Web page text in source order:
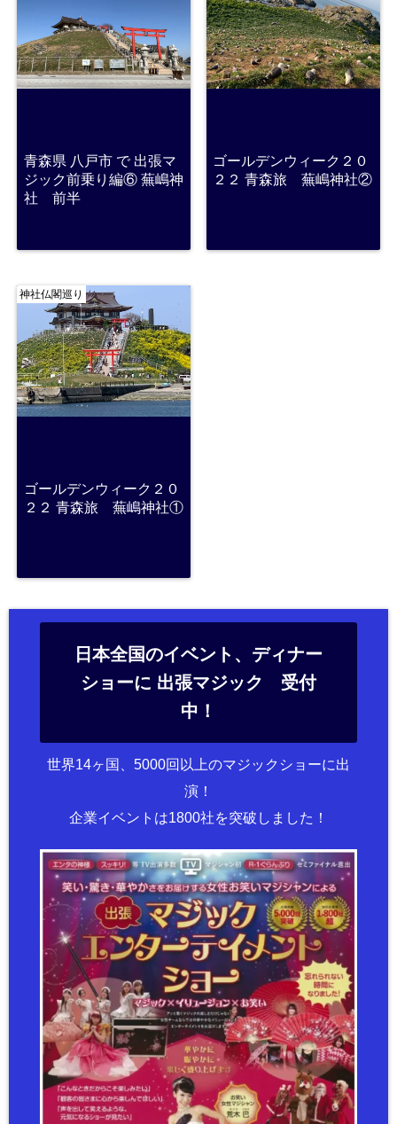
青森県 八戸市 で 出張マ
ジック前乗り編⑥ 蕪嶋神
社 前半
ゴールデンウィーク２０
２２ 青森旅 蕪嶋神社②
神社仏閣巡り
ゴールデンウィーク２０
２２ 青森旅 蕪嶋神社①
日本全国のイベント、ディナー
ショーに 出張マジック 受付
中！
世界14ヶ国、5000回以上のマジックショーに出
演！
企業イベントは1800社を突破しました！